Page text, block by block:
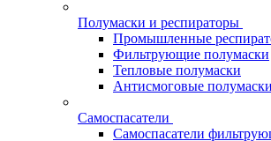
Полумаски и респираторы
Промышленные
Фильтрующие полумаски
Тепловые полумаски
Антисмоговые полумаски
Самоспасатели
Самоспасатели